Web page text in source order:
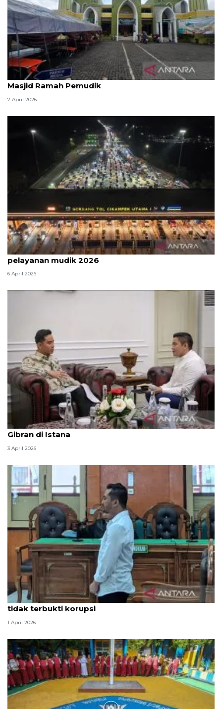
Kemenag: 3,5 juta orang manfaatkan layanan
Masjid Ramah Pemudik
7 April 2026
Survei: 88,8 persen responden puas dengan
pelayanan mudik 2026
6 April 2026
Seskab Teddy silaturahmi Idul Fitri ke Wapres
Gibran di Istana
3 April 2026
Hakim PN Medan vonis bebas Amsal Sitepu karena
tidak terbukti korupsi
1 April 2026